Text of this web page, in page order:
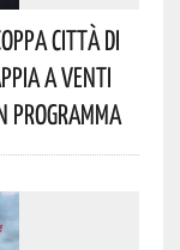
Città Di
A Venti
Programma